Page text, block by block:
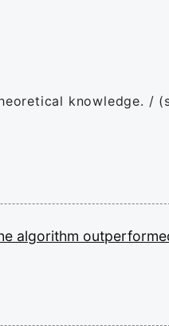
knowledge. /
algorithm